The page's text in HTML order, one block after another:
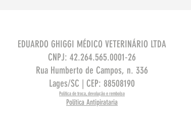
EDUARDO GHIGGI MÉDICO VETERINÁRIO LTDA
CNPJ: 42.264.565.0001-26
Rua Humberto de Campos, n. 336
Lages/SC | CEP: 88508190
Política de troca, devolução e rembolso
Política Antipirataria